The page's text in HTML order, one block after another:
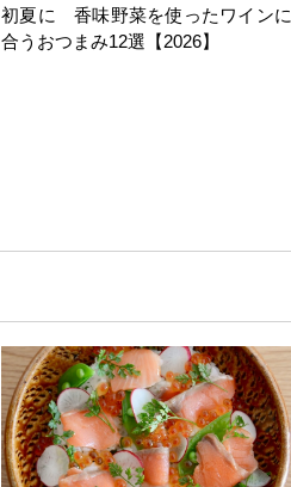
初夏に 香味野菜を使ったワインに
合うおつまみ12選【2026】